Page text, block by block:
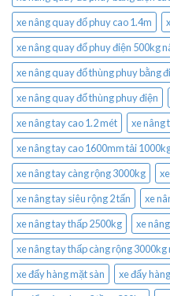
xe nâng quay đổ phuy cao 1.4m
xe nâng quay đổ phuy điện 500kg
xe nâng quay đổ thùng phuy bằng
xe nâng quay đổ thùng phuy điện
xe nâng tay cao 1.2 mét
xe nâng
xe nâng tay cao 1600mm tải
xe nâng tay càng rộng 3000kg
xe nâng tay siêu rộng 2 tấn
xe
xe nâng tay thấp 2500kg
xe
xe nâng tay thấp càng rộng 3000kg
xe đẩy hàng mặt sàn
xe đẩy